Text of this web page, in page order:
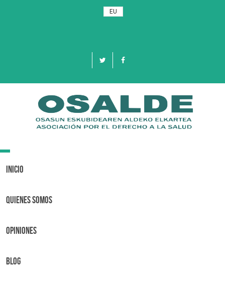
EU
Toggle
Inicio
Quienes Somos
OPINIONES
BLOG